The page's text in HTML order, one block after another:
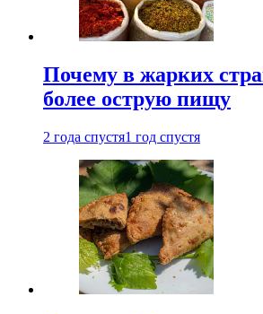
Почему в жарких
более острую пищу
2 года спустя1 год спустя